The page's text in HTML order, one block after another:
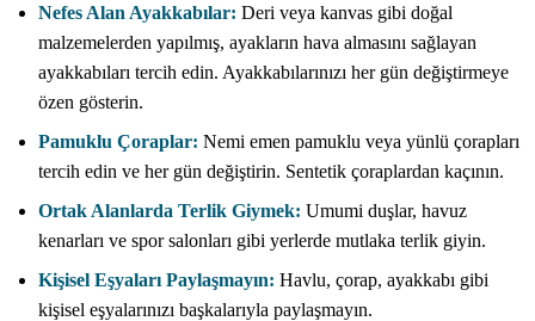
Nefes Alan Ayakkabılar: Deri veya kanvas gibi doğal
malzemelerden yapılmış, ayakların hava almasını sağlayan
ayakkabıları tercih edin. Ayakkabılarınızı her gün değiştirmeye
özen gösterin.
Pamuklu Çoraplar: Nemi emen pamuklu veya yünlü çorapları
tercih edin ve her gün değiştirin. Sentetik çoraplardan kaçının.
Ortak Alanlarda Terlik Giymek: Umumi duşlar, havuz
kenarları ve spor salonları gibi yerlerde mutlaka terlik giyin.
Kişisel Eşyaları Paylaşmayın: Havlu, çorap, ayakkabı gibi
kişisel eşyalarınızı başkalarıyla paylaşmayın.